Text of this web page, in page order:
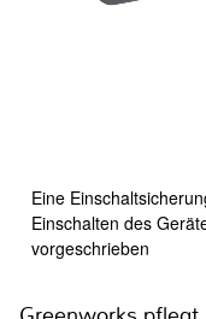
Eine
Einschalten des
vorgeschrieben